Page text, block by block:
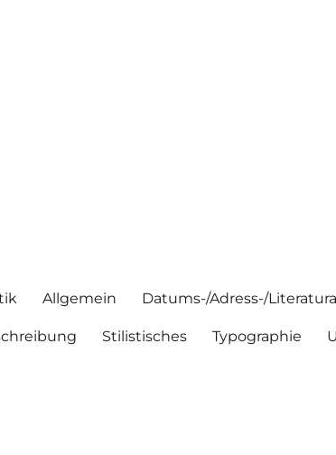
Allgemein Datums-/Adress-/
Stilistisches Typographie